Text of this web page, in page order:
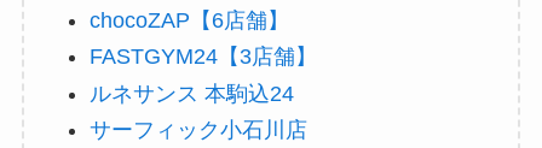
chocoZAP【6店舗】
FASTGYM24【3店舗】
ルネサンス 本駒込24
サーフィック小石川店